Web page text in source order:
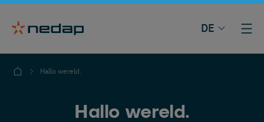
DE
Hallo wereld.
Hallo wereld.